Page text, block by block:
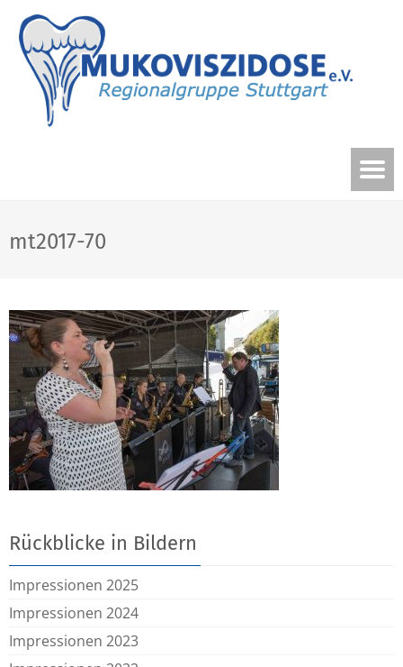
mt2017-70
Rückblicke in Bildern
Impressionen 2025
Impressionen 2024
Impressionen 2023